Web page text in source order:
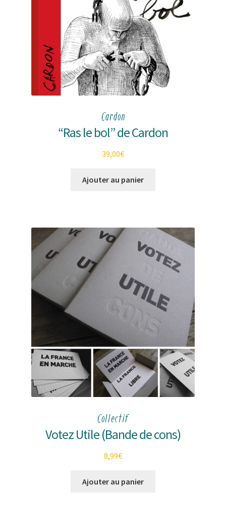
Cardon
“Ras le bol” de Cardon
39,00€
Ajouter au panier
Collectif
Votez Utile (Bande de cons)
8,99€
Ajouter au panier